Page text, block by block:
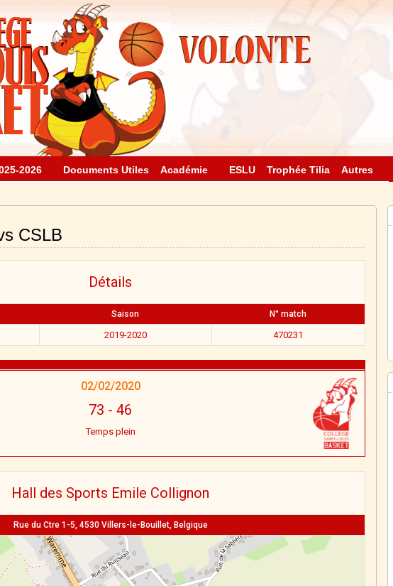
2026 Documents Utiles Académie ESLU Trophée Tilia Autres
CSLB
Détails
Saison N° match
2019-2020 470231
02/02/2020
73 - 46
Temps plein
Hall des Sports Emile Collignon
Rue du Ctre 1-5, 4530 Villers-le-Bouillet, Belgique